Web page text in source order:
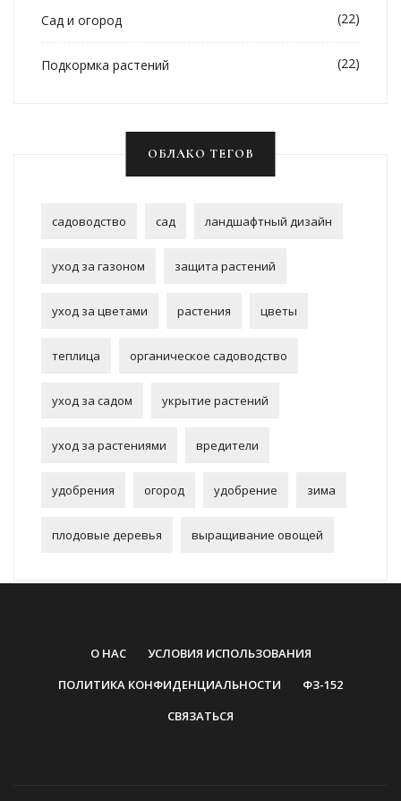
Сад и огород (22)
Подкормка растений (22)
ОБЛАКО ТЕГОВ
садоводство сад ландшафтный дизайн
уход за газоном защита растений
уход за цветами растения цветы
теплица органическое садоводство
уход за садом укрытие растений
уход за растениями вредители
удобрения огород удобрение зима
плодовые деревья выращивание овощей
О НАС
УСЛОВИЯ ИСПОЛЬЗОВАНИЯ
ПОЛИТИКА КОНФИДЕНЦИАЛЬНОСТИ
ФЗ-152
СВЯЗАТЬСЯ